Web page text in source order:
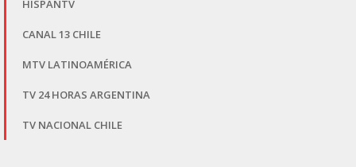
HISPANTV
CANAL 13 CHILE
MTV LATINOAMÉRICA
TV 24 HORAS ARGENTINA
TV NACIONAL CHILE